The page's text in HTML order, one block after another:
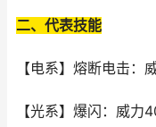
二、代表技能
【电系】熔断电击：
【光系】爆闪：威